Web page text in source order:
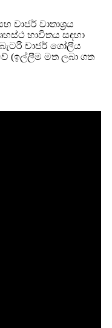
චාජර් වාතාශ්‍රය
භාවිතය සඳහා
චාජර් ගෝලීය
(ඉල්ලීම මත ලබා ගත